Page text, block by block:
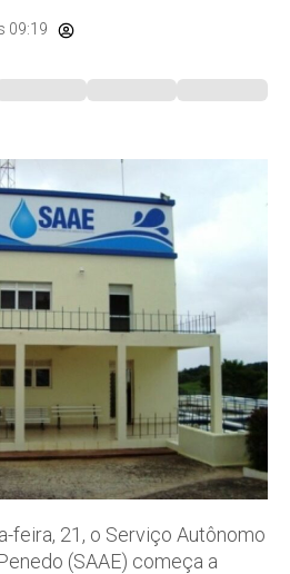
09:19
feira, 21, o Serviço Autônomo
(SAAE) começa a